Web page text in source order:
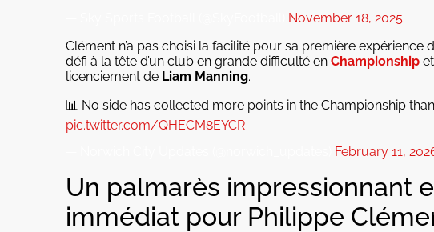
November 18, 2025
Clément n’a pas choisi la facilité pour sa première expérience
défi à la tête d’un club en grande difficulté en Championship
licenciement de Liam Manning.
📊 No side has collected more points in the Championship
pic.twitter.com/QHECM8EYCR
February 11,
Un palmarès impressionnant
immédiat pour Philippe